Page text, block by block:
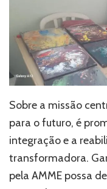
Sobre a missão
para o futuro, é
integração e a
transformadora.
pela AMME possa